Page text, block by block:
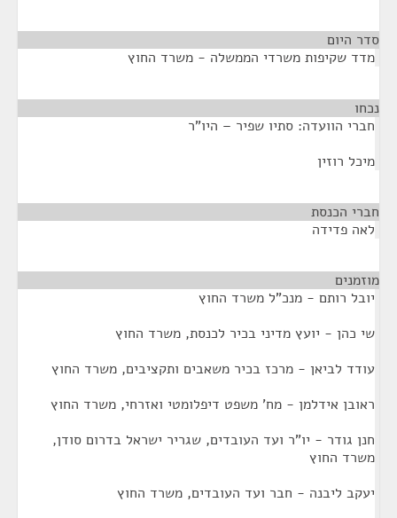
סדר היום
מדד שקיפות משרדי הממשלה - משרד החוץ
נכחו
חברי הוועדה: סתיו שפיר – היו"ר
מיכל רוזין
חברי הכנסת
לאה פדידה
מוזמנים
יובל רותם - מנכ"ל משרד החוץ
שי כהן - יועץ מדיני בכיר לכנסת, משרד החוץ
עודד לביאן - מרכז בכיר משאבים ותקציבים, משרד החוץ
ראובן אידלמן - מח' משפט דיפלומטי ואזרחי, משרד החוץ
חנן גודר - יו"ר ועד העובדים, שגריר ישראל בדרום סודן,
משרד החוץ
יעקב ליבנה - חבר ועד העובדים, משרד החוץ